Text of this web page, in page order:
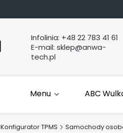
Infolinia: +48 22 783 41 61
E-mail: sklep@anwa-
tech.pl
Menu ABC
Konfigurator TPMS Samochody